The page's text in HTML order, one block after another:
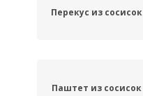
Перекус из сосисок
Паштет из сосисок